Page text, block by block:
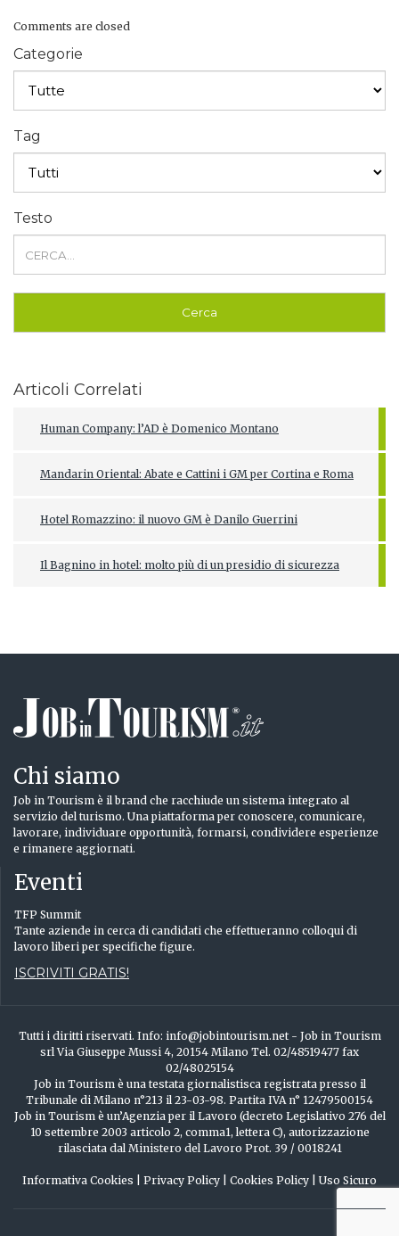
Comments are closed
Categorie
Tag
Testo
Articoli Correlati
Human Company: l’AD è Domenico Montano
Mandarin Oriental: Abate e Cattini i GM per Cortina e Roma
Hotel Romazzino: il nuovo GM è Danilo Guerrini
Il Bagnino in hotel: molto più di un presidio di sicurezza
Chi siamo
Job in Tourism è il brand che racchiude un sistema integrato al
servizio del turismo. Una piattaforma per conoscere, comunicare,
lavorare, individuare opportunità, formarsi, condividere esperienze
e rimanere aggiornati.
Eventi
TFP Summit
Tante aziende in cerca di candidati che effettueranno colloqui di
lavoro liberi per specifiche figure.
ISCRIVITI GRATIS!
Tutti i diritti riservati. Info: info@jobintourism.net - Job in Tourism
srl Via Giuseppe Mussi 4, 20154 Milano Tel. 02/48519477 fax
02/48025154
Job in Tourism è una testata giornalistisca registrata presso il
Tribunale di Milano n°213 il 23-03-98. Partita IVA n° 12479500154
Job in Tourism è un’Agenzia per il Lavoro (decreto Legislativo 276 del
10 settembre 2003 articolo 2, comma1, lettera C), autorizzazione
rilasciata dal Ministero del Lavoro Prot. 39 / 0018241
Informativa Cookies Privacy Policy Cookies Policy Uso Sicuro